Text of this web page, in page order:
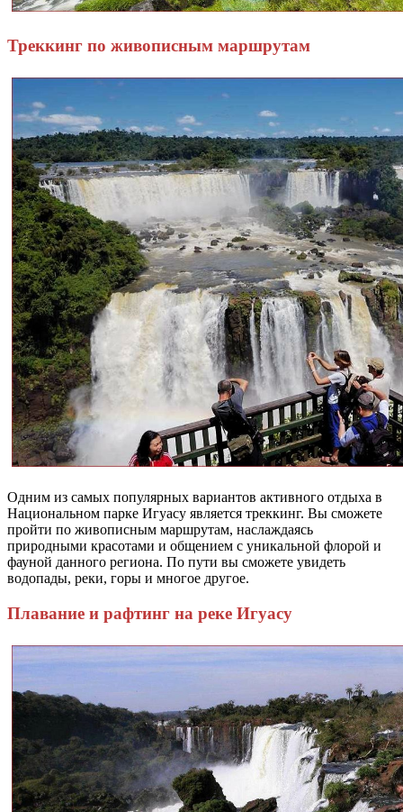
Треккинг по живописным маршрутам
Одним из самых популярных вариантов активного отдыха в
Национальном парке Игуасу является треккинг. Вы сможете
пройти по живописным маршрутам, наслаждаясь
природными красотами и общением с уникальной флорой и
фауной данного региона. По пути вы сможете увидеть
водопады, реки, горы и многое другое.
Плавание и рафтинг на реке Игуасу